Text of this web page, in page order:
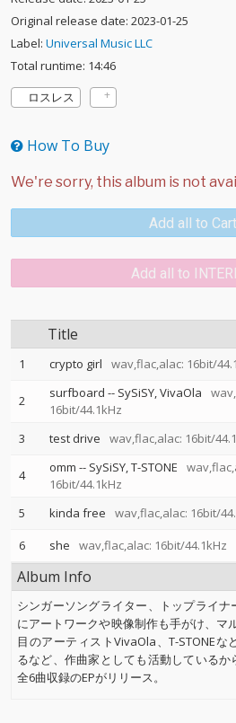
Original release date: 2023-01-25
Label: Universal Music LLC
Total runtime: 14:46
ロスレス
How To Buy
Add all to Cart
Add all to
Title
1 crypto girl wav,flac,alac: 16bit/
2 surfboard -- SySiSY VivaOla
16bit/44.1kHz
3 test drive wav,flac,alac: 16bit/
4 omm -- SySiSY T-STONE
16bit/44.1kHz
5 kinda free wav,flac,alac: 16bit/
6
she wav,flac,alac: 16bit/44.1kHz
Album Info
シンガーソングライター、トップライ
にアートワークや映像制作も手がけ、マ
目のアーティストVivaOla、T-STONEな
るなど、作曲家としても活動している
全6曲収録のEPがリリース。